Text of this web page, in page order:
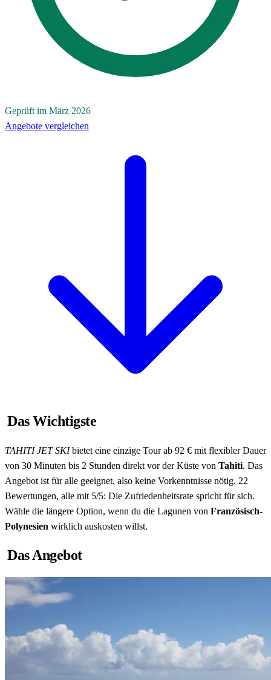
Geprüft im März 2026
Angebote vergleichen
Das Wichtigste
TAHITI JET SKIbietet eine einzige Tour ab 92 € mit flexibler Dauer
von 30 Minuten bis 2 Stunden direkt vor der Küste von Tahiti. Das
Angebot ist für alle geeignet, also keine Vorkenntnisse nötig. 22
Bewertungen, alle mit 5/5: Die Zufriedenheitsrate spricht für sich.
Wähle die längere Option, wenn du die Lagunen von Französisch-
Polynesien wirklich auskosten willst.
Das Angebot